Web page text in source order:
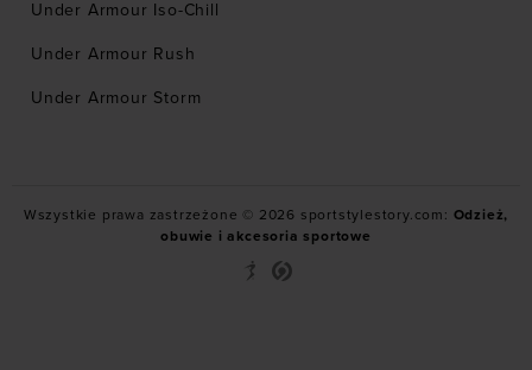
Under Armour Iso-Chill
Under Armour Rush
Under Armour Storm
Wszystkie prawa zastrzeżone © 2026 sportstylestory.com: Odzież,
obuwie i akcesoria sportowe